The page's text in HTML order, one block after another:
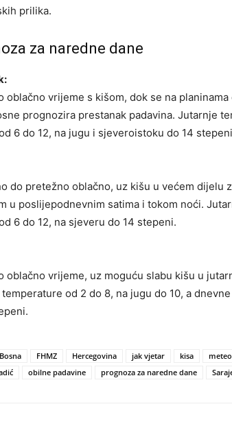
prilika.
za naredne dane
oblačno vrijeme s kišom, dok se na
prognozira prestanak padavina. Jutarnje
6 do 12, na jugu i sjeveroistoku do 14
do pretežno oblačno, uz kišu u većem dijelu
u poslijepodnevnim satima i tokom noći.
6 do 12, na sjeveru do 14 stepeni.
oblačno vrijeme, uz moguću slabu kišu u
od 2 do 8, na jugu do 10, a
Bosna FHMZ Hercegovina jak vjetar kisa
obilne padavine prognoza za naredne dane